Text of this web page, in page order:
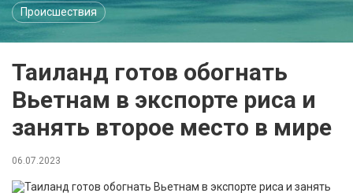
Происшествия
Таиланд готов обогнать
Вьетнам в экспорте риса и
занять второе место в мире
06.07.2023